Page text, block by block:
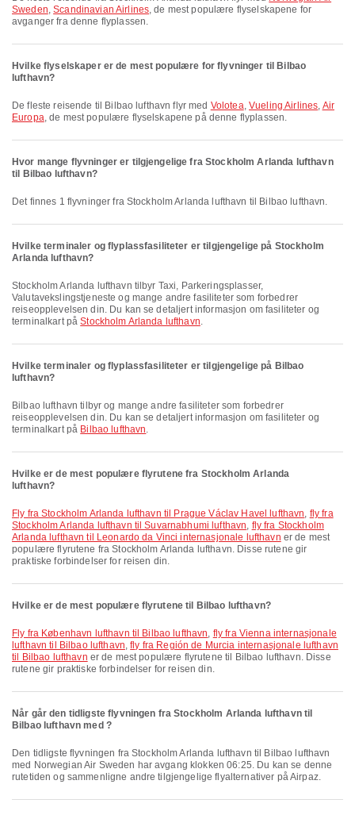
Sweden,Scandinavian Airlines, de mest populære flyselskapene for
avganger fra denne flyplassen.
Hvilke flyselskaper er de mest populære for flyvninger til Bilbao
lufthavn?
De fleste reisende til Bilbao lufthavn flyr med Volotea, Vueling Airlines, Air
Europa, de mest populære flyselskapene på denne flyplassen.
Hvor mange flyvninger er tilgjengelige fra Stockholm Arlanda lufthavn
til Bilbao lufthavn?
Det finnes 1 flyvninger fra Stockholm Arlanda lufthavn til Bilbao lufthavn.
Hvilke terminaler og flyplassfasiliteter er tilgjengelige på Stockholm
Arlanda lufthavn?
Stockholm Arlanda lufthavn tilbyr Taxi, Parkeringsplasser,
Valutavekslingstjeneste og mange andre fasiliteter som forbedrer
reiseopplevelsen din. Du kan se detaljert informasjon om fasiliteter og
terminalkart påStockholm Arlanda lufthavn.
Hvilke terminaler og flyplassfasiliteter er tilgjengelige på Bilbao
lufthavn?
Bilbao lufthavn tilbyr og mange andre fasiliteter som forbedrer
reiseopplevelsen din. Du kan se detaljert informasjon om fasiliteter og
terminalkart på Bilbao lufthavn.
Hvilke er de mest populære flyrutene fra Stockholm Arlanda
lufthavn?
fly fra Stockholm Arlanda lufthavn til Prague Václav Havel lufthavn, fly fra
Stockholm Arlanda lufthavn til Suvarnabhumi lufthavn, fly fra Stockholm
Arlanda lufthavn til Leonardo da Vinci internasjonale lufthavn er de mest
populære flyrutene fra Stockholm Arlanda lufthavn. Disse rutene gir
praktiske forbindelser for reisen din.
Hvilke er de mest populære flyrutene til Bilbao lufthavn?
fly fra København lufthavn til Bilbao lufthavn, fly fra Vienna internasjonale
lufthavn til Bilbao lufthavn,fly fra Región de Murcia internasjonale lufthavn
til Bilbao lufthavn er de mest populære flyrutene til Bilbao lufthavn. Disse
rutene gir praktiske forbindelser for reisen din.
Når går den tidligste flyvningen fra Stockholm Arlanda lufthavn til
Bilbao lufthavn med ?
Den tidligste flyvningen fra Stockholm Arlanda lufthavn til Bilbao lufthavn
med Norwegian Air Sweden har avgang klokken 06:25. Du kan se denne
rutetiden og sammenligne andre tilgjengelige flyalternativer på Airpaz.